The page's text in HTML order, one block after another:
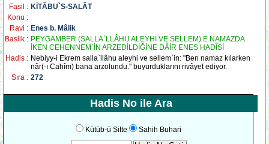
Fasil : KİTÂBU`S-SALÂT
Konu :
Ravi : Enes b. Mâlik
Baslik : PEYGAMBER (SALLA`LLÂHU ALEYHİ VE SELLEM) E NAMAZDA
İKEN CEHENNEM`İN ARZEDİLDİĞİNE DÂİR ENES HADÎSİ
Hadis : Nebiyy-i Ekrem salla`llâhu aleyhi ve sellem`in: "Ben namaz kılarken
nâr(-ı Cahîm) bana arzolundu." buyurduklarını rivâyet ediyor.
Sıra : 272
Hadis No ile Ara
Kütüb-ü Sitte Sahih Buhari